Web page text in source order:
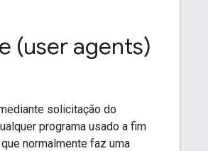
(user agents)
solicitação do
programa usado a fim
que normalmente faz uma